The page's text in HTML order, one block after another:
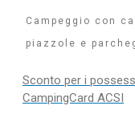
Campeggio con
piazzole e
Sconto per i
CampingCard ACSI